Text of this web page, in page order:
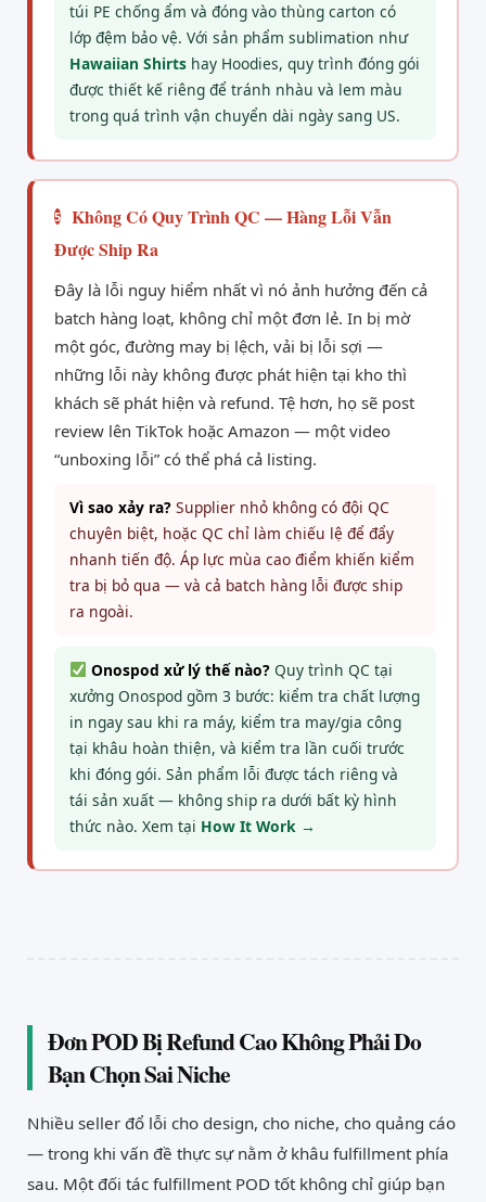
túi PE chống ẩm và đóng vào thùng carton có
lớp đệm bảo vệ. Với sản phẩm sublimation như
Hawaiian Shirts hay Hoodies, quy trình đóng gói
được thiết kế riêng để tránh nhàu và lem màu
trong quá trình vận chuyển dài ngày sang US.
5
Không Có Quy Trình QC — Hàng Lỗi Vẫn
Được Ship Ra
Đây là lỗi nguy hiểm nhất vì nó ảnh hưởng đến cả
batch hàng loạt, không chỉ một đơn lẻ. In bị mờ
một góc, đường may bị lệch, vải bị lỗi sợi —
những lỗi này không được phát hiện tại kho thì
khách sẽ phát hiện và refund. Tệ hơn, họ sẽ post
review lên TikTok hoặc Amazon — một video
“unboxing lỗi” có thể phá cả listing.
Vì sao xảy ra? Supplier nhỏ không có đội QC
chuyên biệt, hoặc QC chỉ làm chiếu lệ để đẩy
nhanh tiến độ. Áp lực mùa cao điểm khiến kiểm
tra bị bỏ qua — và cả batch hàng lỗi được ship
ra ngoài.
Onospod xử lý thế nào?Quy trình QC tại
xưởng Onospod gồm 3 bước: kiểm tra chất lượng
in ngay sau khi ra máy, kiểm tra may/gia công
tại khâu hoàn thiện, và kiểm tra lần cuối trước
khi đóng gói. Sản phẩm lỗi được tách riêng và
tái sản xuất — không ship ra dưới bất kỳ hình
thức nào. Xem tại How It Work →
Đơn POD Bị Refund Cao Không Phải Do
Bạn Chọn Sai Niche
Nhiều seller đổ lỗi cho design, cho niche, cho quảng cáo
— trong khi vấn đề thực sự nằm ở khâu fulfillment phía
sau. Một đối tác fulfillment POD tốt không chỉ giúp bạn